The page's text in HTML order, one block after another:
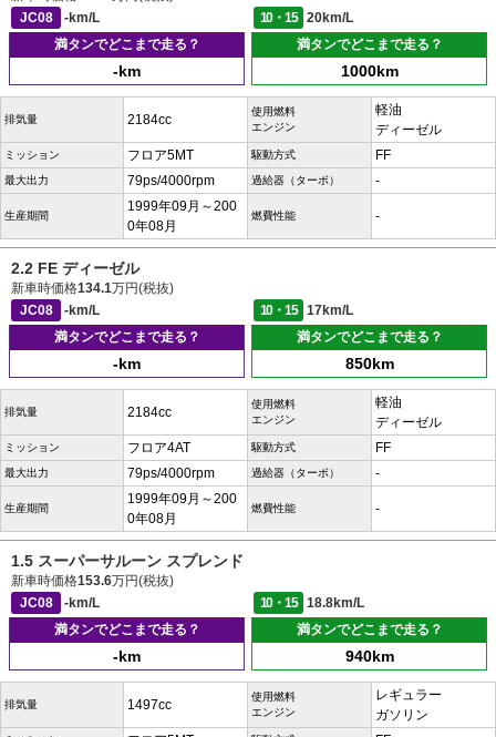
JC08
-km/L 10・15
20km/L
満タンでどこまで走る？
-km
満タンでどこまで走る？
1000km
排気量 2184cc
使用燃料
エンジン
軽油
ディーゼル
ミッション フロア5MT 駆動方式 FF
最大出力 79ps/4000rpm 過給器（ターボ） -
生産期間
1999年09月～200
0年08月
燃費性能 -
2.2 FE ディーゼル
新車時価格134.1万円(税抜)
JC08
-km/L 10・15
17km/L
満タンでどこまで走る？
-km
満タンでどこまで走る？
850km
排気量 2184cc
使用燃料
エンジン
軽油
ディーゼル
ミッション フロア4AT 駆動方式 FF
最大出力 79ps/4000rpm 過給器（ターボ） -
生産期間
1999年09月～200
0年08月
燃費性能 -
1.5 スーパーサルーン スプレンド
新車時価格153.6万円(税抜)
JC08
-km/L 10・15
18.8km/L
満タンでどこまで走る？
-km
満タンでどこまで走る？
940km
排気量 1497cc
使用燃料
エンジン
レギュラー
ガソリン